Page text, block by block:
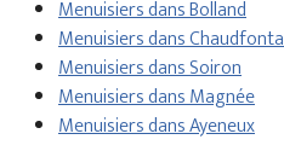
Menuisiers dans Bolland
Menuisiers dans
Menuisiers dans Soiron
Menuisiers dans Magnée
Menuisiers dans Ayeneux